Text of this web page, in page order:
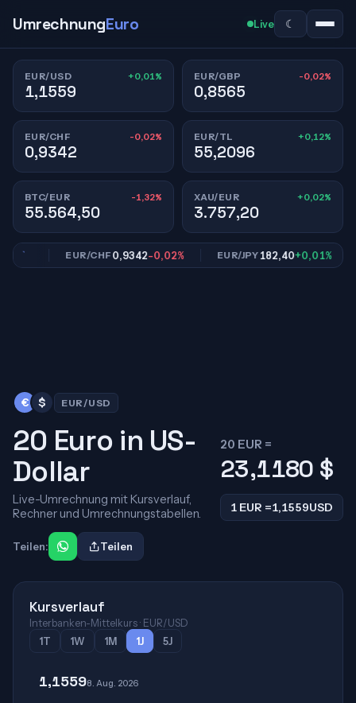
UmrechnungEuro Live ☾
EUR/USD +0,01%
1,1559
EUR/GBP -0,02%
0,8565
EUR/CHF -0,02%
0,9342
EUR/TL +0,12%
55,2096
BTC/EUR -1,32%
55.564,50
XAU/EUR +0,02%
3.757,20
EUR/CHF0,9342-0,02% EUR/JPY182,40+0,01%
€ $ EUR/USD
20 Euro in US-
Dollar
Live-Umrechnung mit Kursverlauf,
Rechner und Umrechnungstabellen.
20 EUR =
23,1180 $
1 EUR =1,1559USD
Teilen: Teilen
Kursverlauf
Interbanken-Mittelkurs · EUR/USD
1T
1W 1M 1J 5J
1,15598. Aug. 2026